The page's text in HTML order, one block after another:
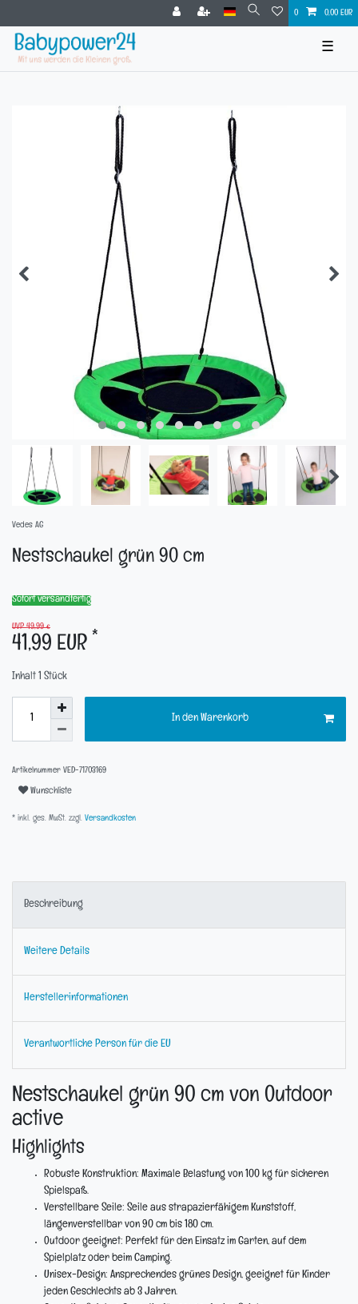
0 0,00 EUR
☰
Vedes AG
Nestschaukel grün 90 cm
Sofort versandfertig
UVP 49,99 €
41,99 EUR
*
Inhalt Stück
In den Warenkorb
Artikelnummer VED-71703169
Wunschliste
* inkl. ges. MwSt. zzgl. Versandkosten
Beschreibung
Weitere Details
Herstellerinformationen
Verantwortliche Person für die EU
Nestschaukel grün 90 cm von Outdoor
active
Highlights
Robuste Konstruktion: Maximale Belastung von 100 kg für sicheren
Spielspaß.
Verstellbare Seile: Seile aus strapazierfähigem Kunststoff,
längenverstellbar von 90 cm bis 180 cm.
Outdoor geeignet: Perfekt für den Einsatz im Garten, auf dem
Spielplatz oder beim Camping.
Unisex-Design: Ansprechendes grünes Design, geeignet für Kinder
jeden Geschlechts ab 3 Jahren.